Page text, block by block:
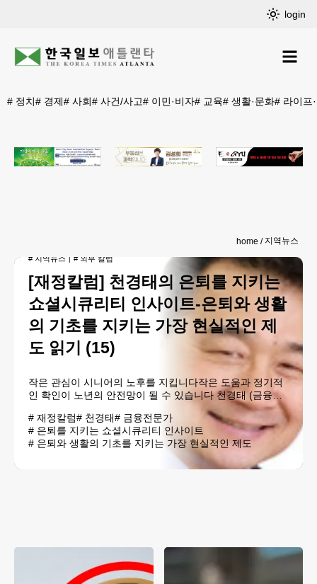
login
# 정치# 경제# 사회# 사건/사고# 이민·비자# 교육# 생활·문화# 라이프
home 지역뉴스
# 지역뉴스 # 외부 칼럼
[재정칼럼] 천경태의 은퇴를 지키는
쇼셜시큐리티 인사이트-은퇴와 생활
의 기초를 지키는 가장 현실적인 제
도 읽기 (15)
작은 관심이 시니어의 노후를 지킵니다작은 도움과 정기적
인 확인이 노년의 안전망이 될 수 있습니다 천경태 (금융전
문가) 공식 발표일: 2026년 6월 18일 / 자료 출처: Social
Security Administration최근 사회보장국은 World Elder
Abuse Awareness Day를 맞아 시니어 학대, 방치, 착취로부
터 노년층을 보호하는 일의 중..
# 재정칼럼# 천경태# 금융전문가
# 은퇴를 지키는 쇼셜시큐리티 인사이트
# 은퇴와 생활의 기초를 지키는 가장 현실적인 제도